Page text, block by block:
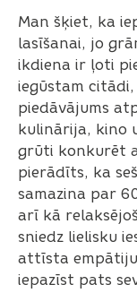
Man šķiet, ka
lasīšanai, jo
ikdiena ir ļoti
iegūstam
piedāvājums
kulinārija, kino
grūti konkurēt
pierādīts, ka
samazina par
arī kā
sniedz lielisku
attīsta
iepazīst pats